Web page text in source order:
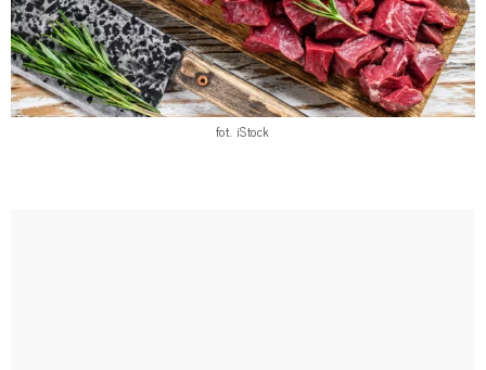
fot. iStock